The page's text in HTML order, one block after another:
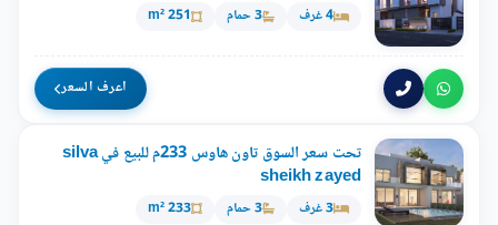
4 غرف 3 حمام 251 m²
اعرف السعر
تحت سعر السوق تاون هاوس 233م للبيع في silva
sheikh zayed
3 غرف 3 حمام 233 m²